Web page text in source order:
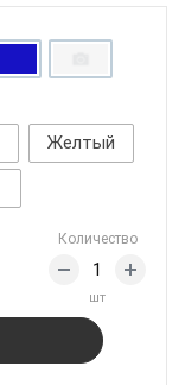
Желтый
Количество
шт